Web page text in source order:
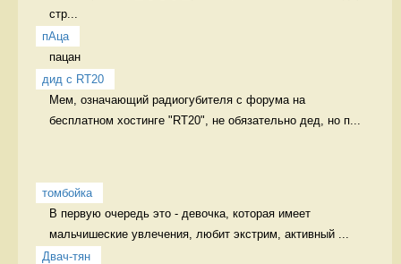
стр...
пАца
пацан
дид с RT20
Мем, означающий радиогубителя с форума на
бесплатном хостинге "RT20", не обязательно дед, но п...
томбойка
В первую очередь это - девочка, которая имеет
мальчишеские увлечения, любит экстрим, активный ...
Двач-тян